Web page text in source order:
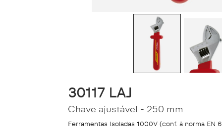
30117 LAJ
Chave ajustável - 250 mm
Ferramentas Isoladas 1000V (conf. à norma